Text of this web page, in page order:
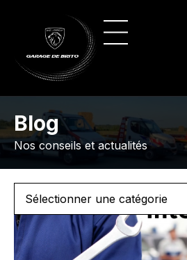
Blog
Nos conseils et actualités